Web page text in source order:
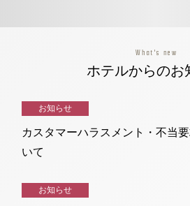
What's new
ホテルからのお
お知らせ
カスタマーハラスメント・不当
いて
お知らせ